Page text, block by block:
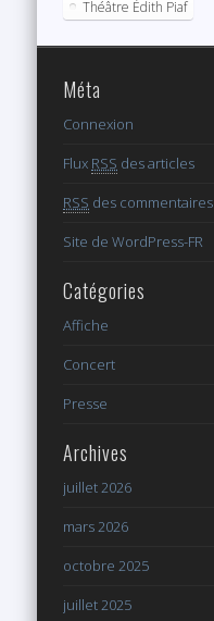
Théâtre Édith Piaf
Méta
Connexion
Flux RSS des articles
RSS des commentaires
Site de WordPress-FR
Catégories
Affiche
Concert
Presse
Archives
juillet 2026
mars 2026
octobre 2025
juillet 2025